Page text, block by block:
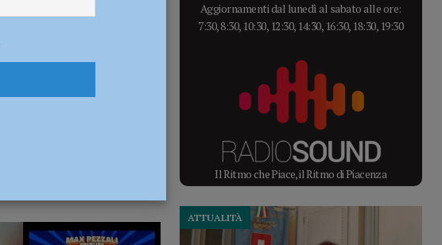
Aggiornamenti dal lunedì al sabato alle ore:
7:30, 8:30, 10:30, 12:30, 14:30, 16:30, 18:30, 19:30
Il Ritmo che Piace, il Ritmo di Piacenza
ATTUALITÀ